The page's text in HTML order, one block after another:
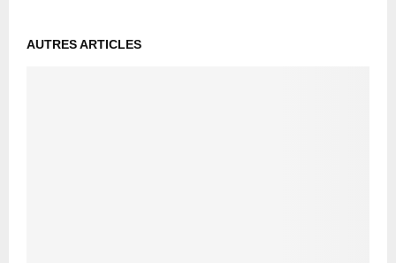
AUTRES ARTICLES